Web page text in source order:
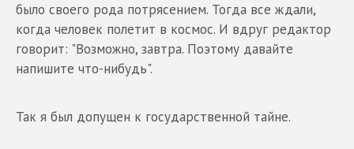
было своего рода потрясением. Тогда все ждали,
когда человек полетит в космос. И вдруг редактор
говорит: "Возможно, завтра. Поэтому давайте
напишите что-нибудь".
Так я был допущен к государственной тайне.